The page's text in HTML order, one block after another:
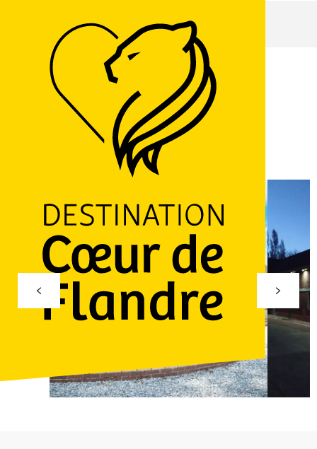
LOGO
Gîtes du Bloemstraete
1 Rue de Bloem Straete, 59173 Renescure
Routebeschrijving
Ajouter aux favoris